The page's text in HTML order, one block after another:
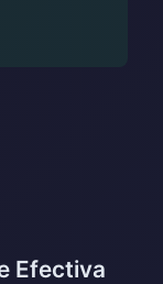
Efectiva